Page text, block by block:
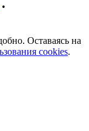
•
Оставаясь на
cookies.